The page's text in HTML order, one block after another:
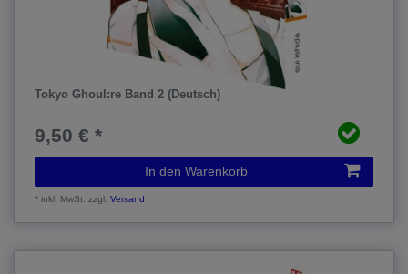
Tokyo Ghoul:re Band 2 (Deutsch)
9,50 € *
In den Warenkorb
*inkl. MwSt. zzgl.Versand